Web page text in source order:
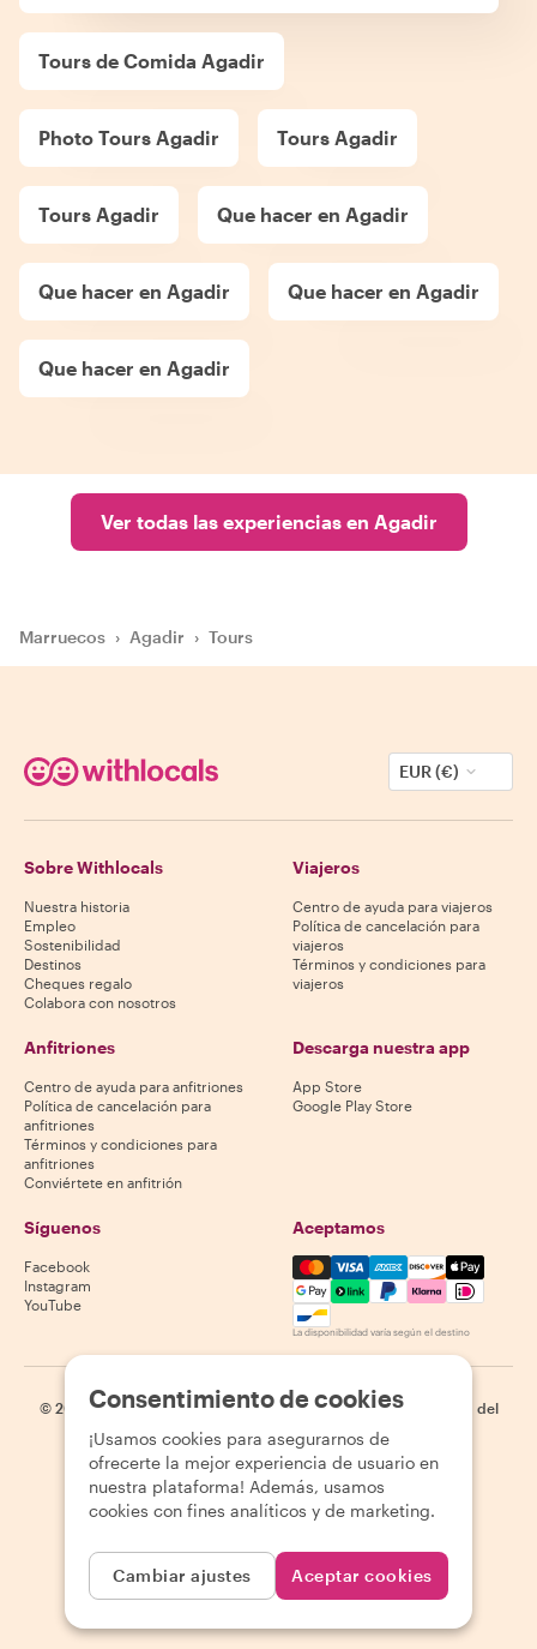
Tours de Comida Agadir
Photo Tours Agadir Tours Agadir
Tours Agadir Que hacer en Agadir
Que hacer en Agadir Que hacer en Agadir
Que hacer en Agadir
Ver todas las experiencias en Agadir
Marruecos › Agadir › Tours
EUR (€)
Sobre Withlocals
Nuestra historia
Empleo
Sostenibilidad
Destinos
Cheques regalo
Colabora con nosotros
Viajeros
Centro de ayuda para viajeros
Política de cancelación para
viajeros
Términos y condiciones para
viajeros
Anfitriones
Centro de ayuda para anfitriones
Política de cancelación para
anfitriones
Términos y condiciones para
anfitriones
Conviértete en anfitrión
Descarga nuestra app
App Store
Google Play Store
Síguenos
Facebook
Instagram
YouTube
Aceptamos
Mastercard, Visa, Amex,
La disponibilidad varía según el destino
© 2026 Withlocals.com | Política de privacidad | Cookies
Mapa del
Consentimiento de cookies
¡Usamos cookies para asegurarnos de
ofrecerte la mejor experiencia de usuario en
nuestra plataforma! Además, usamos
cookies con fines analíticos y de marketing.
Cambiar ajustes Aceptar cookies